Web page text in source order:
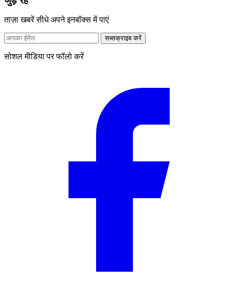
ताज़ा खबरें सीधे अपने इनबॉक्स में पाएं
सब्सक्राइब करें
सोशल मीडिया पर फॉलो करें